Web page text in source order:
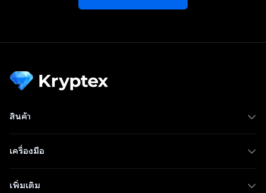
สินค้า
เครื่องมือ
เพิ่มเติม